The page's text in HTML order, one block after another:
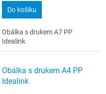
Do košíku
Obálka s drukem A7 PP
Idealink
Obálka s drukem A4 PP
Idealink